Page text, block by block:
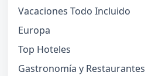
Vacaciones Todo Incluido
Europa
Top Hoteles
Gastronomía y Restaurantes